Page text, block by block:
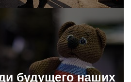
будущего наших